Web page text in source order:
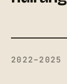
2022–2025